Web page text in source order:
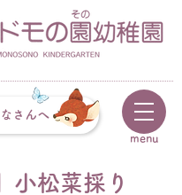
さんへ
menu
小松菜採り